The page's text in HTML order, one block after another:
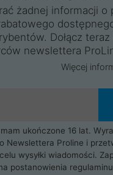
żadnej informacji o
Dołącz
newslettera
Więcej
ukończone 16 lat.
Newslettera Proline i
wysyłki wiadomości.
postanowienia